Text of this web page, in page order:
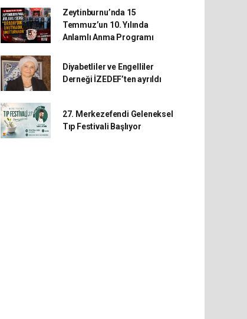
Zeytinburnu’nda 15
Temmuz’un 10. Yılında
Anlamlı Anma Programı
Diyabetliler ve Engelliler
Derneği İZEDEF’ten ayrıldı
27. Merkezefendi Geleneksel
Tıp Festivali Başlıyor